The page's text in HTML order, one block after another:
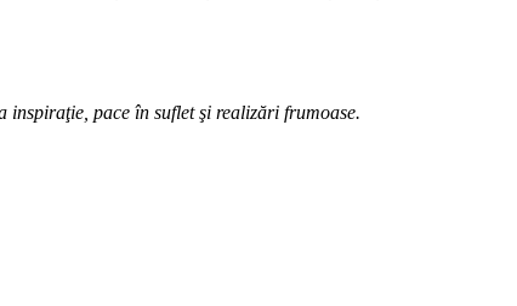
pace în suflet şi realizări frumoase.